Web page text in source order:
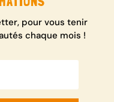
pour vous tenir
chaque mois !